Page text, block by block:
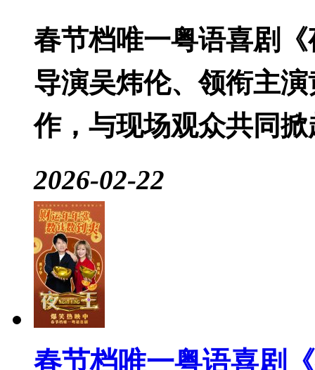
春节档唯一粤语喜剧
导演吴炜伦、领衔主
作，与现场观众共同
2026-02-22
春节档唯一粤语喜剧